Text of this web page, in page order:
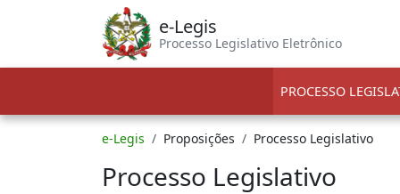
e-Legis
Processo Legislativo Eletrônico
PROCESSO
e-Legis Proposições Processo Legislativo
Processo Legislativo